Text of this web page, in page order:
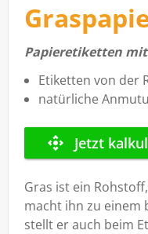
Papieretiketten mit
Etiketten von der
natürliche
Gras ist ein
macht ihn zu einem
stellt er auch beim